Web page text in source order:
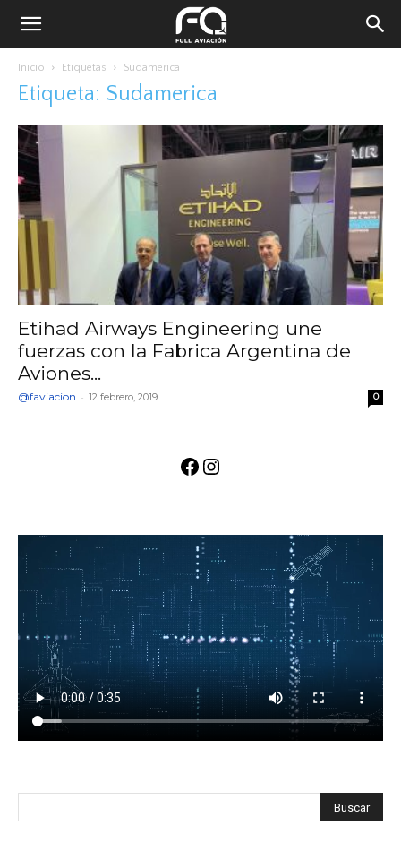
Inicio Etiquetas Sudamerica
Etiqueta: Sudamerica
Etihad Airways Engineering une
fuerzas con la Fabrica Argentina de
Aviones...
@faviacion - 12 febrero, 2019 0
Facebook
Instagram